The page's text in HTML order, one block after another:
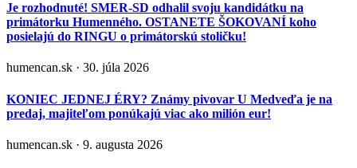
Je rozhodnuté! SMER-SD odhalil svoju kandidátku na
primátorku Humenného. OSTANETE ŠOKOVANÍ koho
posielajú do RINGU o primátorskú stoličku!
humencan.sk · 30. júla 2026
KONIEC JEDNEJ ÉRY? Známy pivovar U Medveďa je na
predaj, majiteľom ponúkajú viac ako milión eur!
humencan.sk · 9. augusta 2026